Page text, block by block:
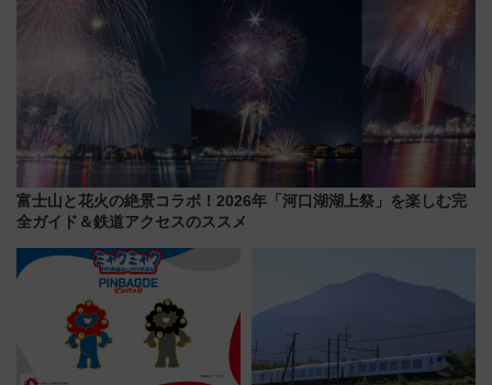
富士山と花火の絶景コラボ！2026年「河口湖湖上祭」を楽しむ完
全ガイド＆鉄道アクセスのススメ